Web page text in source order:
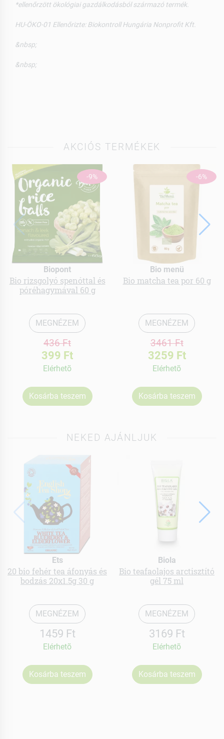
*ellenőrzött ökológiai gazdálkodásból származó termék.
HU-ÖKO-01 Ellenőrizte: Biokontroll Hungária Nonprofit Kft.
&nbsp;
&nbsp;
AKCIÓS TERMÉKEK
-9%
Biopont
Bio rizsgolyó spenóttal és
póréhagymával 60 g
MEGNÉZEM
436 Ft
399 Ft
Elérhetõ
Kosárba teszem
-6%
Bio menü
Bio matcha tea por 60 g
MEGNÉZEM
3461 Ft
3259 Ft
Elérhetõ
Kosárba teszem
NEKED AJÁNLJUK
Ets
20 bio fehér tea áfonyás és
bodzás 20x1.5g 30 g
MEGNÉZEM
1459 Ft
Elérhetõ
Kosárba teszem
Biola
Bio teafaolajos arctisztító
gél 75 ml
MEGNÉZEM
3169 Ft
Elérhetõ
Kosárba teszem